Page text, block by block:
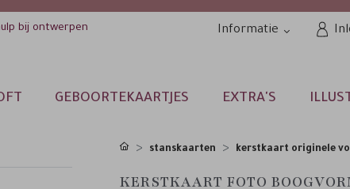
bij ontwerpen Informatie
GEBOORTEKAARTJES EXTRA'S
stanskaarten kerstkaart originele
KERSTKAART FOTO